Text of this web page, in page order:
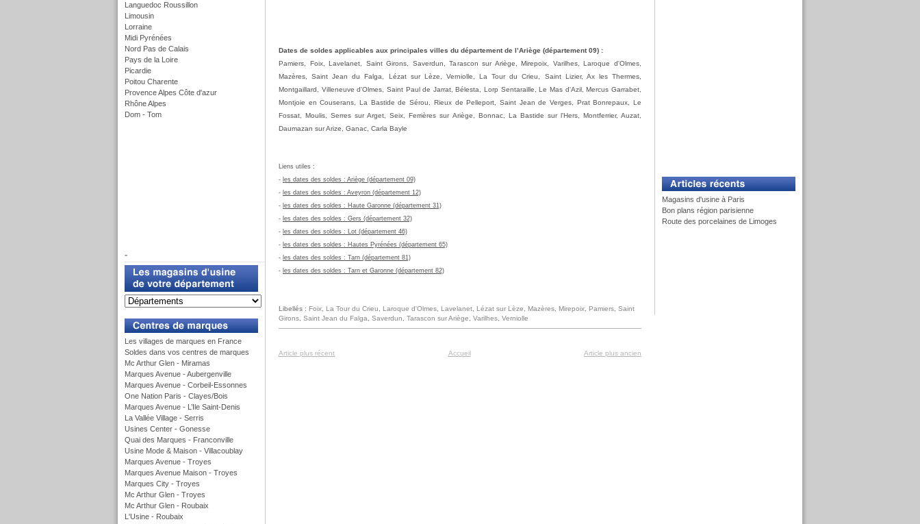
Languedoc Roussillon
Limousin
Lorraine
Midi Pyrénées
Nord Pas de Calais
Pays de la Loire
Picardie
Poitou Charente
Provence Alpes Côte d'azur
Rhône Alpes
Dom - Tom
-
Les villages de marques en France
Soldes dans vos centres de marques
Mc Arthur Glen - Miramas
Marques Avenue - Aubergenville
Marques Avenue - Corbeil-Essonnes
One Nation Paris - Clayes/Bois
Marques Avenue - L’Ile Saint-Denis
La Vallée Village - Serris
Usines Center - Gonesse
Quai des Marques - Franconville
Usine Mode & Maison - Villacoublay
Marques Avenue - Troyes
Marques Avenue Maison - Troyes
Marques City - Troyes
Mc Arthur Glen - Troyes
Mc Arthur Glen - Roubaix
L'Usine - Roubaix
Dates de soldes applicables aux principales villes du département de l’Ariège (département 09) :
Pamiers, Foix, Lavelanet, Saint Girons, Saverdun, Tarascon sur Ariège, Mirepoix, Varilhes, Laroque d'Olmes,
Mazères, Saint Jean du Falga, Lézat sur Lèze, Verniolle, La Tour du Crieu, Saint Lizier, Ax les Thermes,
Montgaillard, Villeneuve d'Olmes, Saint Paul de Jarrat, Bélesta, Lorp Sentaraille, Le Mas d'Azil, Mercus Garrabet,
Montjoie en Couserans, La Bastide de Sérou, Rieux de Pelleport, Saint Jean de Verges, Prat Bonrepaux, Le
Fossat, Moulis, Serres sur Arget, Seix, Ferrières sur Ariège, Bonnac, La Bastide sur l'Hers, Montferrier, Auzat,
Daumazan sur Arize, Ganac, Carla Bayle
Liens utiles :
- les dates des soldes : Ariège (département 09)
- les dates des soldes : Aveyron (département 12)
- les dates des soldes : Haute Garonne (département 31)
- les dates des soldes : Gers (département 32)
- les dates des soldes : Lot (département 46)
- les dates des soldes : Hautes Pyrénées (département 65)
- les dates des soldes : Tarn (département 81)
- les dates des soldes : Tarn et Garonne (département 82)
Libellés : Foix La Tour du Crieu Laroque d'Olmes Lavelanet Lézat sur Lèze Mazères Mirepoix Pamiers Saint
Girons Saint Jean du Falga Saverdun Tarascon sur Ariège Varilhes Verniolle
Article plus récent Article plus ancien
Accueil
Magasins d'usine à Paris
Bon plans région parisienne
Route des porcelaines de Limoges